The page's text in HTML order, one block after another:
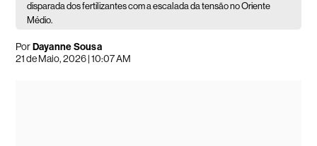
disparada dos fertilizantes com a escalada da tensão no Oriente
Médio.
PorDayanne Sousa
21 de Maio, 2026 | 10:07 AM